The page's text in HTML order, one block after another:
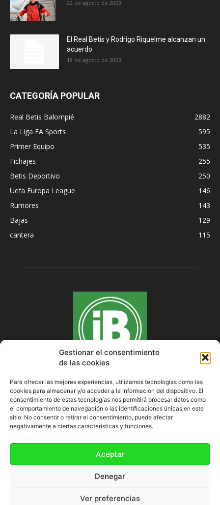
Gestionar el consentimiento
de las cookies
Para ofrecer las mejores experiencias, utilizamos tecnologías como las
cookies para almacenar y/o acceder a la información del dispositivo. El
consentimiento de estas tecnologías nos permitirá procesar datos como
el comportamiento de navegación o las identificaciones únicas en este
sitio. No consentir o retirar el consentimiento, puede afectar
negativamente a ciertas características y funciones.
Aceptar
Denegar
Ver preferencias
22 de agosto de 2023
El Real Betis y Rodrigo Riquelme alcanzan un
acuerdo
18 de agosto de 2023
CATEGORÍA POPULAR
Real Betis Balompié
2882
La Liga EA Sports
595
Primer Equipo
535
Fichajes
255
Betis Deportivo
250
Uefa Europa League
146
Rumores
143
Bajas
129
cantera
115
SOBRE NOSOTROS